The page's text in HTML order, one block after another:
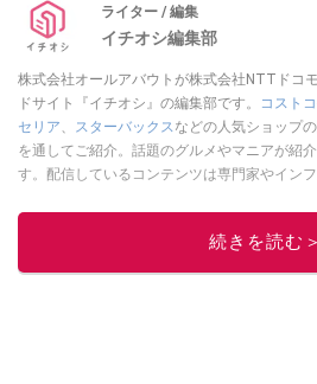
ライター / 編集
イチオシ編集部
株式会社オールアバウトが株式会社NTTドコ
ドサイト『イチオシ』の編集部です。
コストコ
セリア、 スターバックスなどの人気ショップ
を通してご紹介。話題のグルメやマニアが紹
す。配信しているコンテンツは専門家やイン
ニュースでフォロー
続きを読む＞